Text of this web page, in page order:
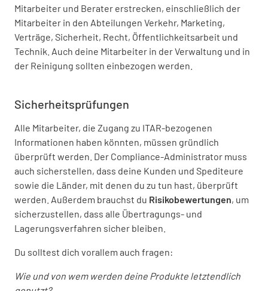
Mitarbeiter und Berater erstrecken, einschließlich der
Mitarbeiter in den Abteilungen Verkehr, Marketing,
Verträge, Sicherheit, Recht, Öffentlichkeitsarbeit und
Technik. Auch deine Mitarbeiter in der Verwaltung und in
der Reinigung sollten einbezogen werden.
Sicherheitsprüfungen
Alle Mitarbeiter, die Zugang zu ITAR-bezogenen
Informationen haben könnten, müssen gründlich
überprüft werden. Der Compliance-Administrator muss
auch sicherstellen, dass deine Kunden und Spediteure
sowie die Länder, mit denen du zu tun hast, überprüft
werden. Außerdem brauchst du Risikobewertungen, um
sicherzustellen, dass alle Übertragungs- und
Lagerungsverfahren sicher bleiben.
Du solltest dich vorallem auch fragen:
Wie und von wem werden deine Produkte letztendlich